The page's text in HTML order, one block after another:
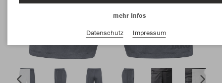
mehr Infos
Datenschutz
Impressum